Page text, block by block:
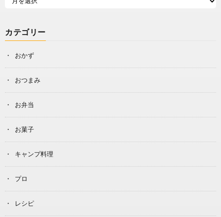
カテゴリー
おかず
おつまみ
お弁当
お菓子
キャンプ料理
プロ
レシピ